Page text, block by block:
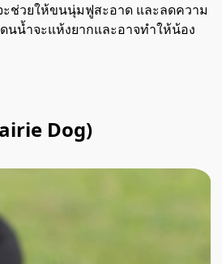
ะช่วยให้ขนนุ่มฟูสะอาด และลดความ
นน้ำจะแห้งยากและอาจทำให้น้อง
Dog)